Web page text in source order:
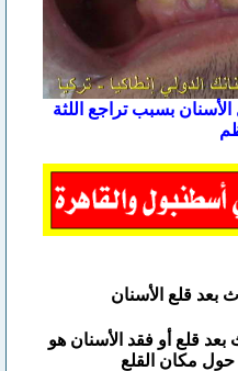
بسبب تراجع اللثة
بعد قلع الأسنان
قلع أو فقد الأسنان هو
مكان القلع